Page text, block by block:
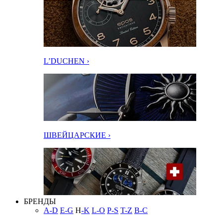
L’DUCHEN ›
ШВЕЙЦАРСКИЕ ›
БРЕНДЫ
A-D E-G H-K L-O P-S T-Z В-С